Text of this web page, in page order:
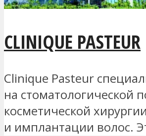
CLINIQUE PASTEUR
Clinique Pasteur
на стоматологической
косметической
и имплантации волос.